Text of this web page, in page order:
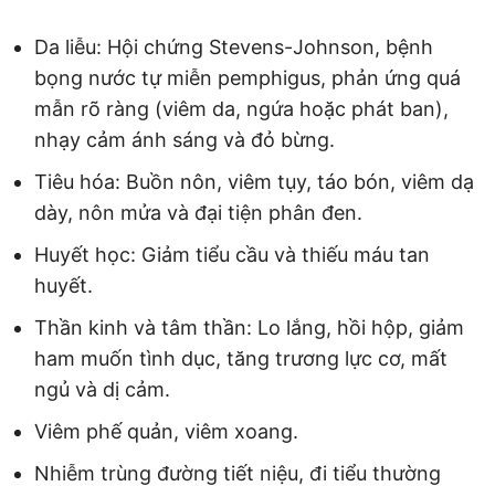
Da liễu: Hội chứng Stevens-Johnson, bệnh
bọng nước tự miễn pemphigus, phản ứng quá
mẫn rõ ràng (viêm da, ngứa hoặc phát ban),
nhạy cảm ánh sáng và đỏ bừng.
Tiêu hóa: Buồn nôn, viêm tụy, táo bón, viêm dạ
dày, nôn mửa và đại tiện phân đen.
Huyết học: Giảm tiểu cầu và thiếu máu tan
huyết.
Thần kinh và tâm thần: Lo lắng, hồi hộp, giảm
ham muốn tình dục, tăng trương lực cơ, mất
ngủ và dị cảm.
Viêm phế quản, viêm xoang.
Nhiễm trùng đường tiết niệu, đi tiểu thường